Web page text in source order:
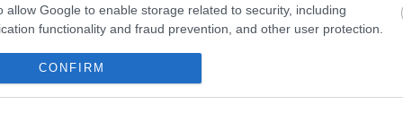
allow Google to enable storage related to security, including
functionality and fraud prevention, and other user protection.
CONFIRMaz EGRI ÜGYEK Google Hírek oldalán!